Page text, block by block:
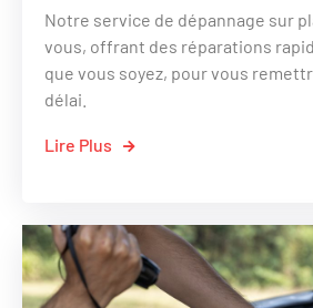
Notre service de dépannage sur
vous, offrant des réparations
que vous soyez, pour vous
délai.
Lire Plus